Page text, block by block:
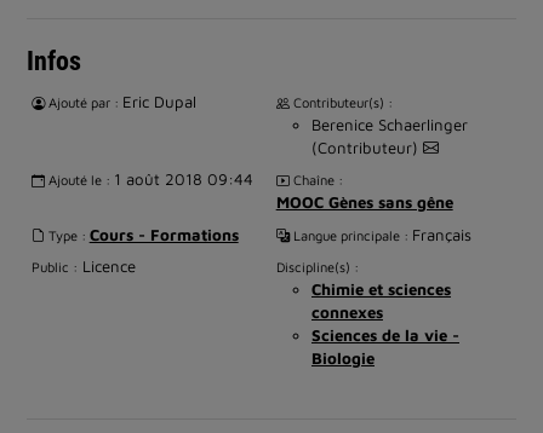
Infos
Ajouté par : Eric Dupal Contributeur(s) :
Berenice Schaerlinger
(Contributeur)
Ajouté le : 1 août 2018 09:44 Chaîne :
MOOC Gènes sans gêne
Type : Cours - Formations Langue principale : Français
Public : Licence Discipline(s) :
Chimie et sciences
connexes
Sciences de la vie -
Biologie